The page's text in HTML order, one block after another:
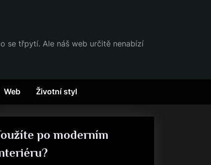
se třpytí. Ale náš web určitě nenabízí
Web Životní styl
po moderním